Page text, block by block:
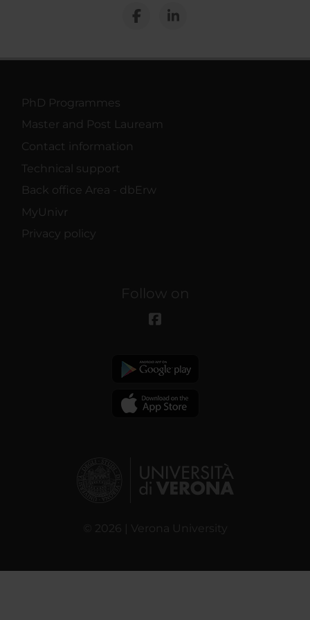
PhD Programmes
Master and Post Lauream
Contact information
Technical support
Back office Area - dbErw
MyUnivr
Privacy policy
Follow on
© 2026 | Verona University